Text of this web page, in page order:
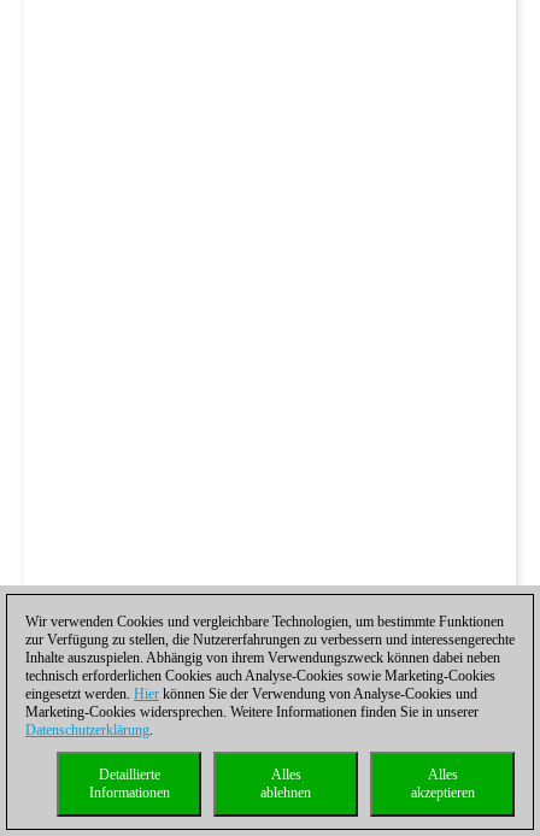
Wir verwenden Cookies und vergleichbare Technologien, um bestimmte Funktionen
zur Verfügung zu stellen, die Nutzererfahrungen zu verbessern und interessengerechte
Inhalte auszuspielen. Abhängig von ihrem Verwendungszweck können dabei neben
technisch erforderlichen Cookies auch Analyse-Cookies sowie Marketing-Cookies
eingesetzt werden. Hier können Sie der Verwendung von Analyse-Cookies und
Marketing-Cookies widersprechen. Weitere Informationen finden Sie in unserer
Datenschutzerklärung.
Alles
akzeptieren
Alles
ablehnen
Detaillierte
Informationen